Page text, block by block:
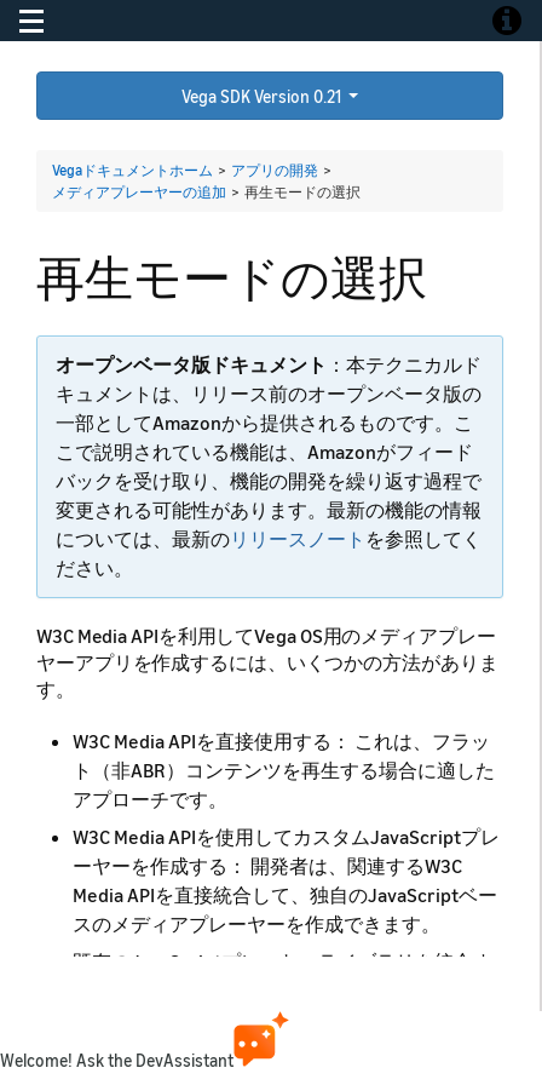
Toggle navigation
Vega SDK Version 0.21
Vegaドキュメントホーム > アプリの開発 >
メディアプレーヤーの追加 > 再生モードの選択
再生モードの選択
オープンベータ版ドキュメント ：本テクニカルド
キュメントは、リリース前のオープンベータ版の
一部としてAmazonから提供されるものです。こ
こで説明されている機能は、Amazonがフィード
バックを受け取り、機能の開発を繰り返す過程で
変更される可能性があります。最新の機能の情報
については、最新のリリースノート を参照してく
ださい。
W3C Media APIを利用してVega OS用のメディアプレー
ヤーアプリを作成するには、いくつかの方法がありま
す。
W3C Media APIを直接使用する： これは、フラッ
ト（非ABR）コンテンツを再生する場合に適した
アプローチです。
W3C Media APIを使用してカスタムJavaScriptプレ
ーヤーを作成する： 開発者は、関連するW3C
Media APIを直接統合して、独自のJavaScriptベー
スのメディアプレーヤーを作成できます。
既存のJavaScriptプレーヤーライブラリを統合す
Playerなど、よく知られているJavaScriptメディ
アプレーヤーライブラリがいくつかあります。開
Welcome! Ask the DevAssistant